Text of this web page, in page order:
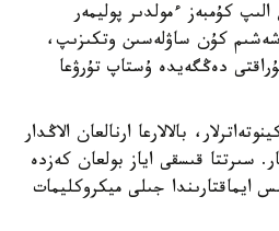
كۇمبەز ءمولدىر پوليمەر
شەشىم كۇن ساۋلەسىن وتكىزىپ،
دەڭگەيدە ۇستاپ تۇرۋعا
بالالارعا ارنالعان الاڭدار
سىرتتا قىسقى اياز بولعان كەزدە
ايماقتارىندا جىلى ميكروكليمات